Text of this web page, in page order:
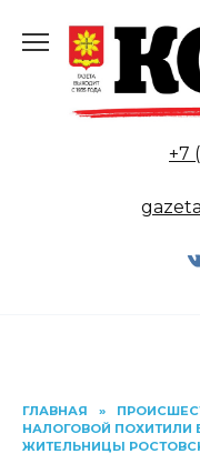
содержанию
+7
ГЛАВНАЯ »
НАЛОГОВОЙ ПОХИТИЛИ
ЖИТЕЛЬНИЦЫ